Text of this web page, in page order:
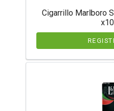
Cigarrillo Marlboro